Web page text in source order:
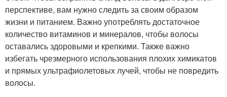
перспективе, вам нужно следить за своим образом
жизни и питанием. Важно употреблять достаточное
количество витаминов и минералов, чтобы волосы
оставались здоровыми и крепкими. Также важно
избегать чрезмерного использования плохих химикатов
и прямых ультрафиолетовых лучей, чтобы не повредить
волосы.